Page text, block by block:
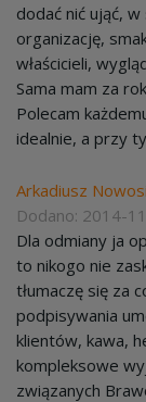
dodać nić ująć,
organizację,
właścicieli,
Sama mam za
Polecam
idealnie, a przy
Arkadiusz
Dodano: 2014-
Dla odmiany ja
to nikogo nie
tłumaczę się za
podpisywania
klientów, kawa,
kompleksowe
związanych